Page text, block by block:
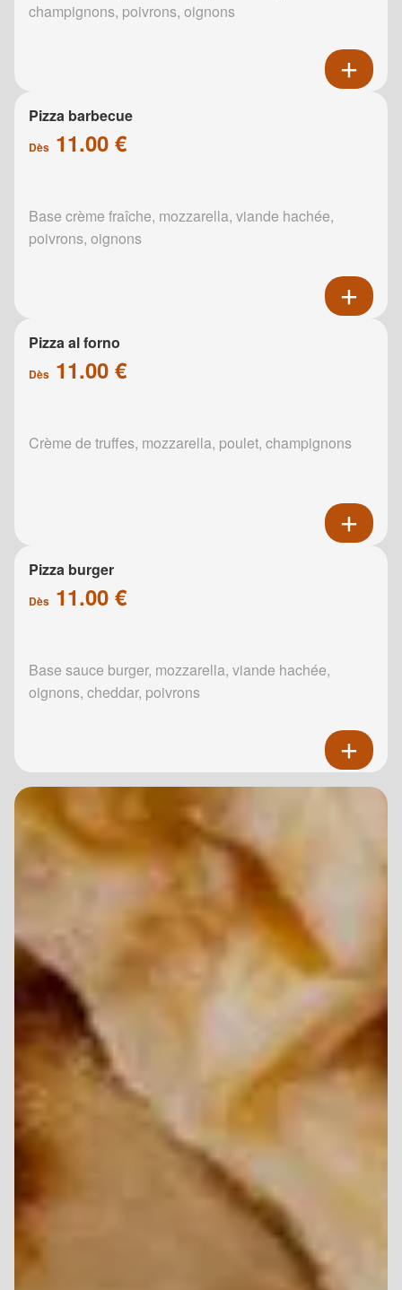
champignons, poivrons, oignons
Pizza barbecue
Dès 11.00 €
Base crème fraîche, mozzarella, viande hachée,
poivrons, oignons
Pizza al forno
Dès 11.00 €
Crème de truffes, mozzarella, poulet, champignons
Pizza burger
Dès 11.00 €
Base sauce burger, mozzarella, viande hachée,
oignons, cheddar, poivrons